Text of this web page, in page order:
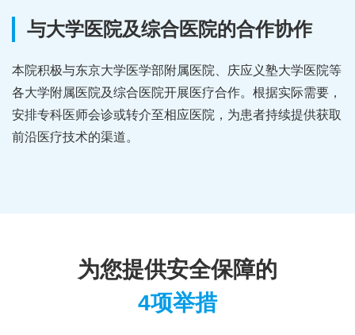
与大学医院及综合医院的合作协作
本院积极与东京大学医学部附属医院、庆应义塾大学医院等
各大学附属医院及综合医院开展医疗合作。根据实际需要，
安排专科医师会诊或转介至相应医院，为患者持续提供获取
前沿医疗技术的渠道。
为您提供安全保障的
4项举措